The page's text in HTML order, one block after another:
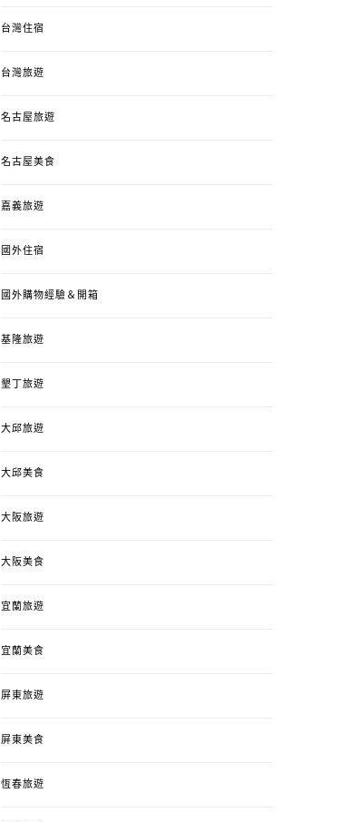
台灣住宿
台灣旅遊
名古屋旅遊
名古屋美食
嘉義旅遊
國外住宿
國外購物經驗＆開箱
基隆旅遊
墾丁旅遊
大邱旅遊
大邱美食
大阪旅遊
大阪美食
宜蘭旅遊
宜蘭美食
屏東旅遊
屏東美食
恆春旅遊